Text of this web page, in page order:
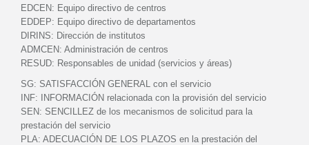
EDCEN: Equipo directivo de centros
EDDEP: Equipo directivo de departamentos
DIRINS: Dirección de institutos
ADMCEN: Administración de centros
RESUD: Responsables de unidad (servicios y áreas)
SG: SATISFACCIÓN GENERAL con el servicio
INF:
INFORMACIÓN relacionada con la provisión del servicio
SEN: SENCILLEZ de los mecanismos de solicitud para la
prestación del servicio
PLA: ADECUACIÓN DE LOS PLAZOS en la prestación del